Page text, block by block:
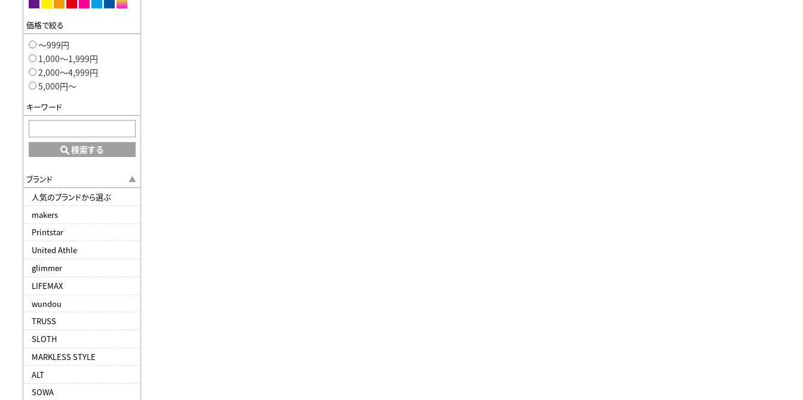
価格で絞る
〜999円
1,000〜1,999円
2,000〜4,999円
5,000円〜
キーワード
検索する
ブランド
人気のブランドから選ぶ
makers
Printstar
United Athle
glimmer
LIFEMAX
wundou
TRUSS
SLOTH
MARKLESS STYLE
ALT
SOWA